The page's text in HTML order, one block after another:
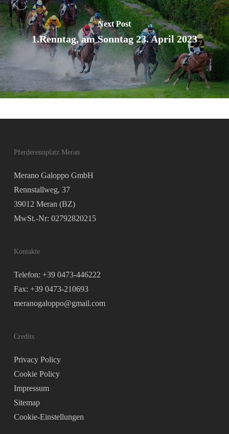
Next Post
1.Renntag, am Sonntag 23. April 2023
Pferderennplatz Meran
Merano Galoppo GmbH
Rennstallweg, 37
39012 Meran (BZ)
MwSt.-Nr: 02792820215
Kontakte
Telefon: +39 0473-446222
Fax: +39 0473-210693
meranogaloppo@gmail.com
Credits
Privacy Policy
Cookie Policy
Impressum
Sitemap
Cookie-Einstellungen